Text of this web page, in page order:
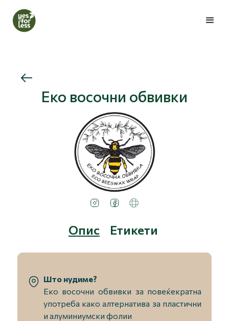
Еко восочни обвивки
Опис Етикети
Што нудиме?
Еко восочни обвивки за повеќекратна
употреба како алтернатива за пластични
и алуминиумски фолии